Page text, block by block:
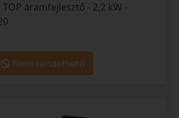
TOP áramfejlesztő - 2,2 kW -
Nem rendelhető